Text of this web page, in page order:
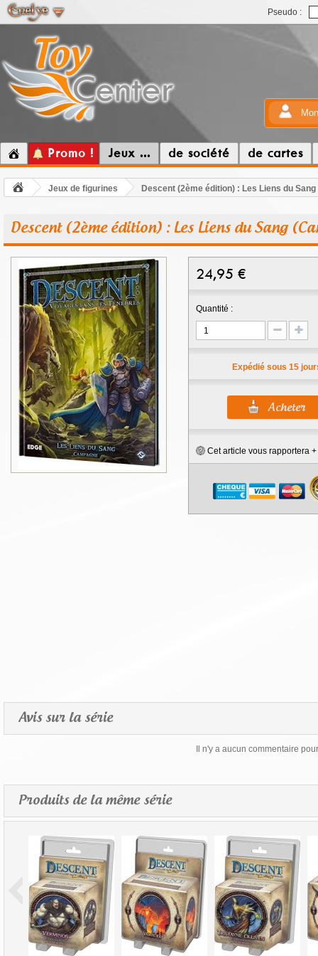
Pseudo :
Promo ! Jeux ... de société de cartes
Jeux de figurines Descent (2ème édition) : Les Liens du
Descent (2ème édition) : Les Liens du Sang
24,95 €
Quantité :
Expédié sous 15
Cet article vous rapportera +
Avis sur la série
Il n'y a aucun commentaire
Produits de la même série